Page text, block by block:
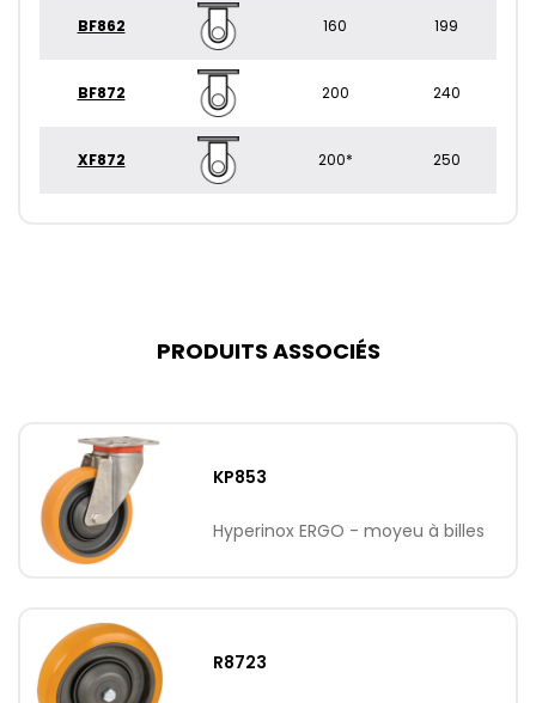
BF862 160 199
BF872 200 240
XF872 200* 250
PRODUITS ASSOCIÉS
KP853
Hyperinox ERGO - moyeu à billes
R8723